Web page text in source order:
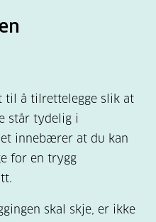
til å tilrettelegge slik at
står tydelig i
innebærer at du kan
for en trygg
skal skje, er ikke